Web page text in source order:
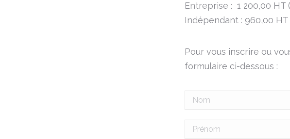
Entreprise : 1 200,00 HT (
Indépendant : 960,00
Pour vous inscrire ou
formulaire ci-dessous :